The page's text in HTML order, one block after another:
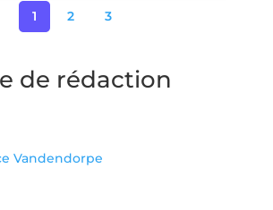
1 2 3
de rédaction
Vandendorpe